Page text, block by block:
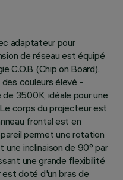
adaptateur pour
de réseau est équipé
C.O.B (Chip on Board).
couleurs élevé -
3500K, idéale pour une
corps du projecteur est
frontal est en
permet une rotation
inclinaison de 90° par
une grande flexibilité
est doté d'un bras de